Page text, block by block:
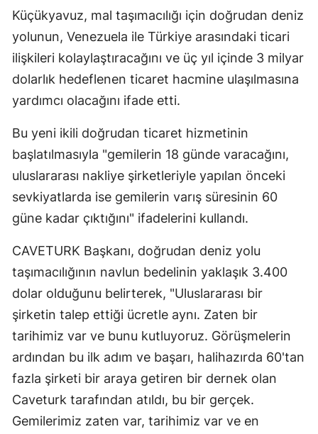
Küçükyavuz, mal taşımacılığı için doğrudan deniz
yolunun, Venezuela ile Türkiye arasındaki ticari
ilişkileri kolaylaştıracağını ve üç yıl içinde 3 milyar
dolarlık hedeflenen ticaret hacmine ulaşılmasına
yardımcı olacağını ifade etti.
Bu yeni ikili doğrudan ticaret hizmetinin
başlatılmasıyla "gemilerin 18 günde varacağını,
uluslararası nakliye şirketleriyle yapılan önceki
sevkiyatlarda ise gemilerin varış süresinin 60
güne kadar çıktığını" ifadelerini kullandı.
CAVETURK Başkanı, doğrudan deniz yolu
taşımacılığının navlun bedelinin yaklaşık 3.400
dolar olduğunu belirterek, "Uluslararası bir
şirketin talep ettiği ücretle aynı. Zaten bir
tarihimiz var ve bunu kutluyoruz. Görüşmelerin
ardından bu ilk adım ve başarı, halihazırda 60'tan
fazla şirketi bir araya getiren bir dernek olan
Caveturk tarafından atıldı, bu bir gerçek.
Gemilerimiz zaten var, tarihimiz var ve en